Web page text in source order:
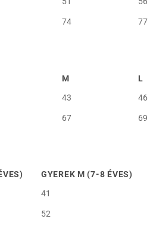
74 77
M L
43 46
67 69
GYEREK M (7-8 ÉVES)
41
52